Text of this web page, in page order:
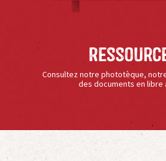
Consultez notre phototèque,
des documents en libre